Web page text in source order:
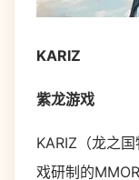
KARIZ
紫龙游戏
KARIZ（龙之
戏研制的